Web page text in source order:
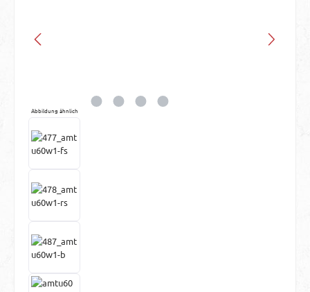
Abbildung ähnlich